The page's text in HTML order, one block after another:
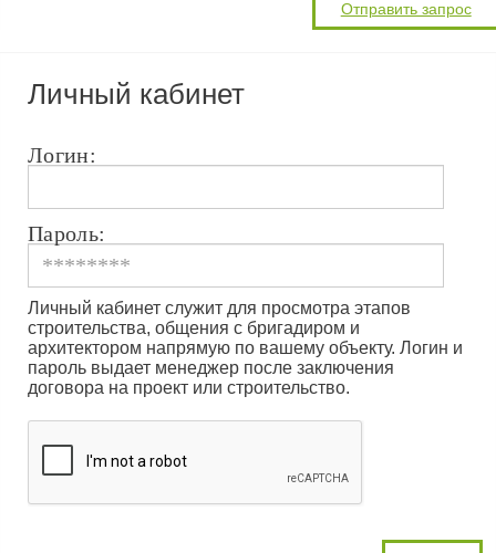
Личный кабинет
Логин:
Пароль:
Личный кабинет служит для просмотра этапов
строительства, общения с бригадиром и
архитектором напрямую по вашему объекту. Логин и
пароль выдает менеджер после заключения
договора на проект или строительство.